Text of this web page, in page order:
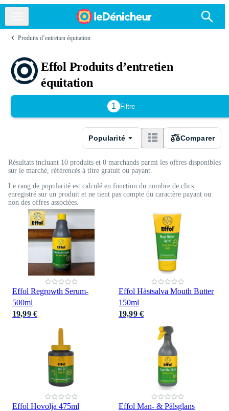
Produits d’entretien équitation
Effol Produits d’entretien
équitation
1 Filtre
Popularité Comparer
Résultats incluant 10 produits et 0 marchands parmi les offres disponibles
sur le marché, référencés à titre gratuit ou payant.
Le rang de popularité est calculé en fonction du nombre de clics
enregistré sur un produit et ne tient pas compte du caractère payant ou
non des offres associées.
Effol Regrowth Serum-
500ml
19,99 €
Effol Hästsalva Mouth Butter
150ml
19,99 €
Effol Hovolja 475ml
Effol Man- & Pälsglans